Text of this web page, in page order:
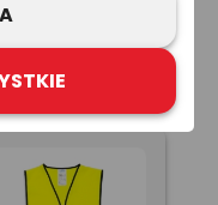
odblaskowa HI-VIS
Od53,57 zł